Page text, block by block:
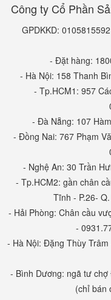
Công ty Cổ Phần
GPDKKD:
- Đặt hàng:
- Hà Nội: 158 Thanh
- Tp.HCM1: 957
- Đà Nẵng: 107
- Đồng Nai: 767 Phạm
- Nghệ An: 30 Trần
- Tp.HCM2: gần chân
Tĩnh - P.26-
- Hải Phòng: Chân cầu
-
- Hà Nội: Đặng Thùy
- Bình Dương: ngã tư
(chỉ bán